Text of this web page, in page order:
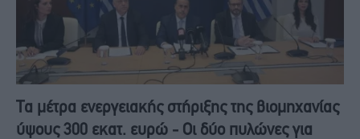
Τα μέτρα ενεργειακής στήριξης της βιομηχανίας
ύψους 300 εκατ. ευρώ - Οι δύο πυλώνες για